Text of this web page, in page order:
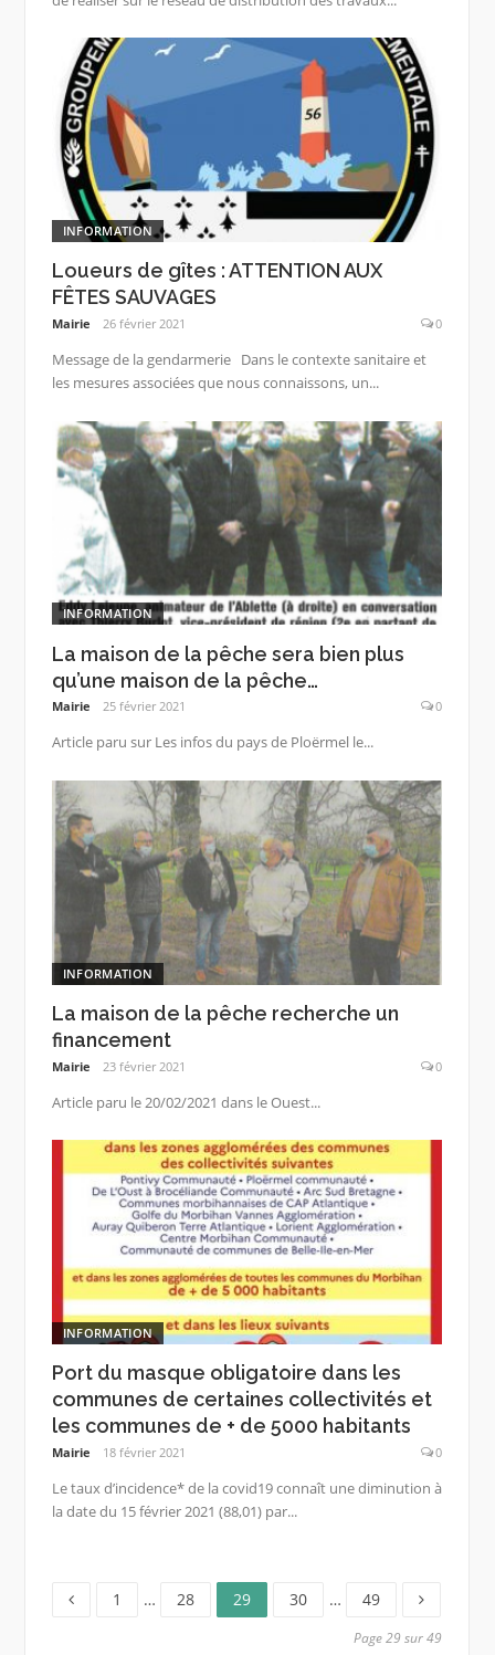
INFORMATION
Loueurs de gîtes : ATTENTION AUX
FÊTES SAUVAGES
Mairie 26 février 2021 0
Message de la gendarmerie Dans le contexte sanitaire et
les mesures associées que nous connaissons, un...
INFORMATION
La maison de la pêche sera bien plus
qu’une maison de la pêche…
Mairie 25 février 2021 0
Article paru sur Les infos du pays de Ploërmel le...
INFORMATION
La maison de la pêche recherche un
financement
Mairie 23 février 2021 0
Article paru le 20/02/2021 dans le Ouest...
INFORMATION
Port du masque obligatoire dans les
communes de certaines collectivités et
les communes de + de 5000 habitants
Mairie 18 février 2021 0
Le taux d’incidence* de la covid19 connaît une diminution à
la date du 15 février 2021 (88,01) par...
Pagination
Page
1 … Page
28 Page
29 Page
30 … Page
49
Page 29 sur 49